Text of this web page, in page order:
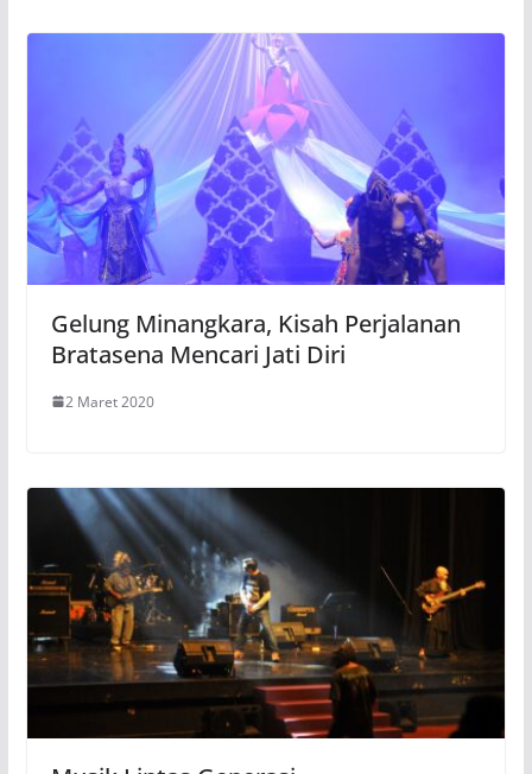
Gelung Minangkara, Kisah Perjalanan
Bratasena Mencari Jati Diri
2 Maret 2020